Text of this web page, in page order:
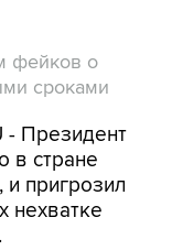
фейков о
сроками
- Президент
в стране
пригрозил
нехватке